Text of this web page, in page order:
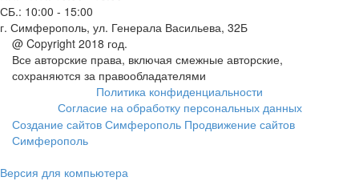
СБ.: 10:00 - 15:00
г. Симферополь, ул. Генерала Васильева, 32Б
@ Copyright 2018 год.
Все авторские права, включая смежные авторские,
сохраняются за правообладателями
Политика конфиденциальности
Согласие на обработку персональных данных
Создание сайтов Симферополь Продвижение сайтов
Симферополь
Версия для компьютера